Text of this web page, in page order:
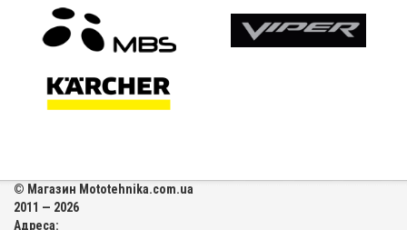
© Магазин Mototehnika.com.ua
2011 — 2026
Адреса: